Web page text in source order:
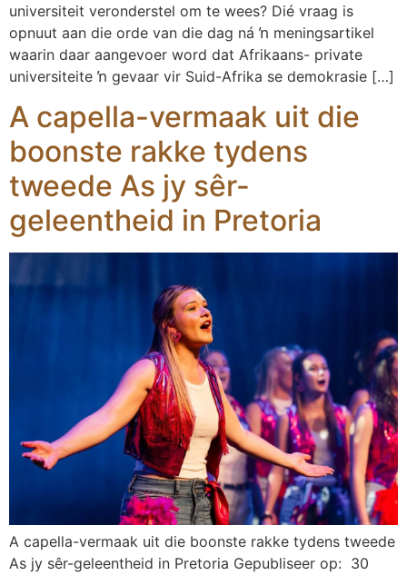
universiteit veronderstel om te wees? Dié vraag is
opnuut aan die orde van die dag ná ŉ meningsartikel
waarin daar aangevoer word dat Afrikaans- private
universiteite ŉ gevaar vir Suid-Afrika se demokrasie […]
A capella-vermaak uit die
boonste rakke tydens
tweede As jy sêr-
geleentheid in Pretoria
A capella-vermaak uit die boonste rakke tydens tweede
As jy sêr-geleentheid in Pretoria Gepubliseer op: 30